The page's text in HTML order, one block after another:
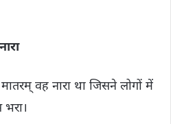
वह नारा था जिसने लोगों में